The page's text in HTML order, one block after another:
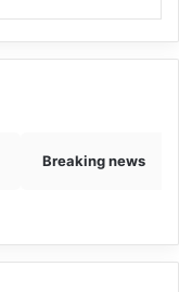
Breaking news